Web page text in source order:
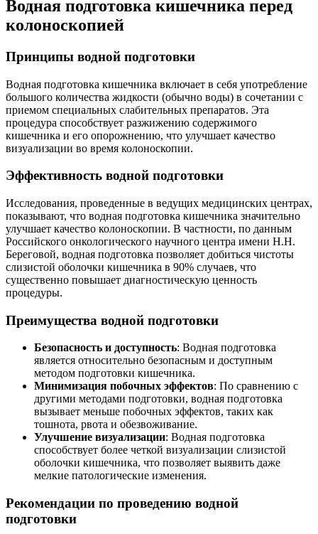
Водная подготовка кишечника перед
колоноскопией
Принципы водной подготовки
Водная подготовка кишечника включает в себя употребление
большого количества жидкости (обычно воды) в сочетании с
приемом специальных слабительных препаратов. Эта
процедура способствует разжижению содержимого
кишечника и его опорожнению, что улучшает качество
визуализации во время колоноскопии.
Эффективность водной подготовки
Исследования, проведенные в ведущих медицинских центрах,
показывают, что водная подготовка кишечника значительно
улучшает качество колоноскопии. В частности, по данным
Российского онкологического научного центра имени Н.Н.
Береговой, водная подготовка позволяет добиться чистоты
слизистой оболочки кишечника в 90% случаев, что
существенно повышает диагностическую ценность
процедуры.
Преимущества водной подготовки
Безопасность и доступность: Водная подготовка
является относительно безопасным и доступным
методом подготовки кишечника.
Минимизация побочных эффектов: По сравнению с
другими методами подготовки, водная подготовка
вызывает меньше побочных эффектов, таких как
тошнота, рвота и обезвоживание.
Улучшение визуализации: Водная подготовка
способствует более четкой визуализации слизистой
оболочки кишечника, что позволяет выявить даже
мелкие патологические изменения.
Рекомендации по проведению водной
подготовки